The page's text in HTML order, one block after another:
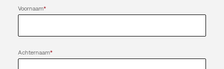
Voornaam*
Achternaam*